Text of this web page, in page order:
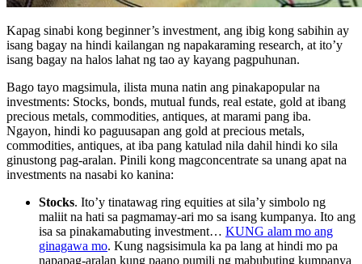
Kapag sinabi kong beginner’s investment, ang ibig kong sabihin ay
isang bagay na hindi kailangan ng napakaraming research, at ito’y
isang bagay na halos lahat ng tao ay kayang pagpuhunan.
Bago tayo magsimula, ilista muna natin ang pinakapopular na
investments: Stocks, bonds, mutual funds, real estate, gold at ibang
precious metals, commodities, antiques, at marami pang iba.
Ngayon, hindi ko paguusapan ang gold at precious metals,
commodities, antiques, at iba pang katulad nila dahil hindi ko sila
ginustong pag-aralan. Pinili kong magconcentrate sa unang apat na
investments na nasabi ko kanina:
Stocks. Ito’y tinatawag ring equities at sila’y simbolo ng
maliit na hati sa pagmamay-ari mo sa isang kumpanya. Ito ang
isa sa pinakamabuting investment… KUNG alam mo ang
ginagawa mo. Kung nagsisimula ka pa lang at hindi mo pa
napapag-aralan kung paano pumili ng mabubuting kumpanya